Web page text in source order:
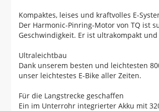
Kompaktes, leises und kraftvolles E-
Der Harmonic-Pinring-Motor von TQ ist
Geschwindigkeit. Er ist ultrakompakt
Ultraleichtbau
Dank unserem besten und leichtesten
unser leichtestes E-Bike aller Zeiten.
Für die Langstrecke geschaffen
Ein im Unterrohr integrierter Akku mit